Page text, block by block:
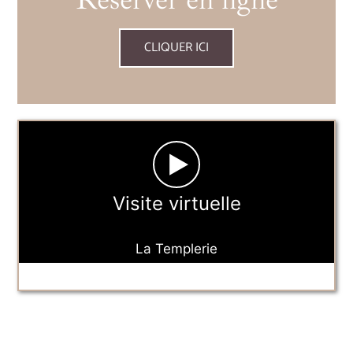
CLIQUER ICI
►
Visite virtuelle
La Templerie